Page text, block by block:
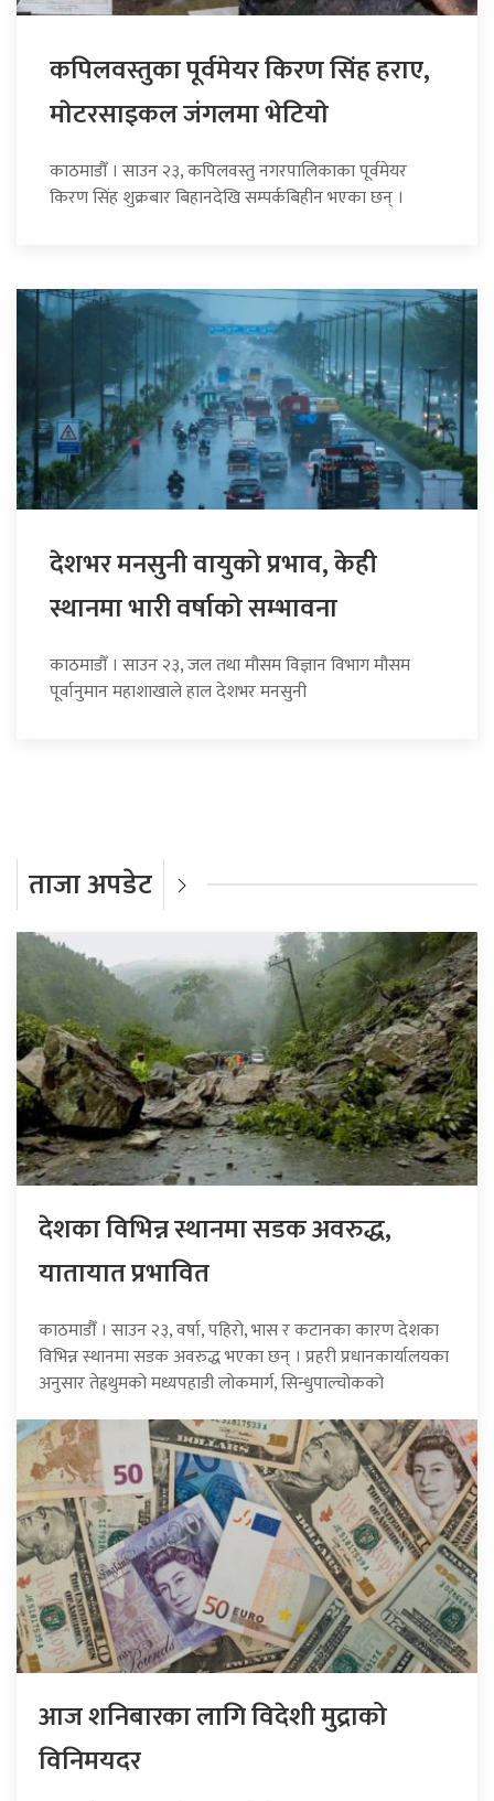
कपिलवस्तुका पूर्वमेयर किरण सिंह हराए,
माेटरसाइकल जंगलमा भेटियाे
काठमाडौँ । साउन २३, कपिलवस्तु नगरपालिकाका पूर्वमेयर
किरण सिंह शुक्रबार बिहानदेखि सम्पर्कबिहीन भएका छन् ।
देशभर मनसुनी वायुको प्रभाव, केही
स्थानमा भारी वर्षाको सम्भावना
काठमाडौँ । साउन २३, जल तथा मौसम विज्ञान विभाग मौसम
पूर्वानुमान महाशाखाले हाल देशभर मनसुनी
ताजा अपडेट
देशका विभिन्न स्थानमा सडक अवरुद्ध,
यातायात प्रभावित
काठमाडौँ । साउन २३, वर्षा, पहिरो, भास र कटानका कारण देशका
विभिन्न स्थानमा सडक अवरुद्ध भएका छन् । प्रहरी प्रधानकार्यालयका
अनुसार तेह्रथुमको मध्यपहाडी लोकमार्ग, सिन्धुपाल्चोकको
आज शनिबारका लागि विदेशी मुद्राको
विनिमयदर